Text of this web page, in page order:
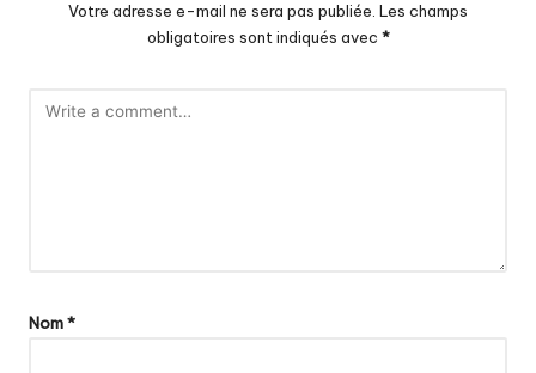
Votre adresse e-mail ne sera pas publiée. Les champs
obligatoires sont indiqués avec *
Nom*